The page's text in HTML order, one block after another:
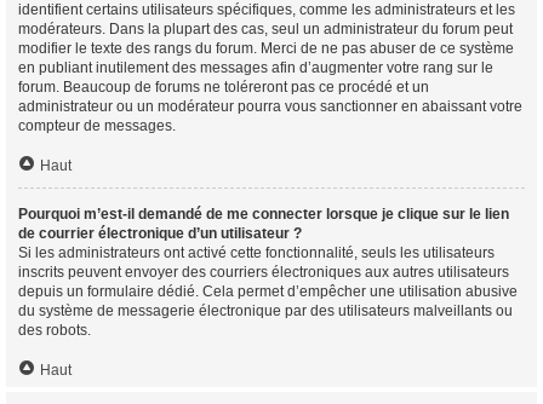
identifient certains utilisateurs spécifiques, comme les administrateurs et les
modérateurs. Dans la plupart des cas, seul un administrateur du forum peut
modifier le texte des rangs du forum. Merci de ne pas abuser de ce système
en publiant inutilement des messages afin d’augmenter votre rang sur le
forum. Beaucoup de forums ne toléreront pas ce procédé et un
administrateur ou un modérateur pourra vous sanctionner en abaissant votre
compteur de messages.
Haut
Pourquoi m’est-il demandé de me connecter lorsque je clique sur le lien
de courrier électronique d’un utilisateur ?
Si les administrateurs ont activé cette fonctionnalité, seuls les utilisateurs
inscrits peuvent envoyer des courriers électroniques aux autres utilisateurs
depuis un formulaire dédié. Cela permet d’empêcher une utilisation abusive
du système de messagerie électronique par des utilisateurs malveillants ou
des robots.
Haut